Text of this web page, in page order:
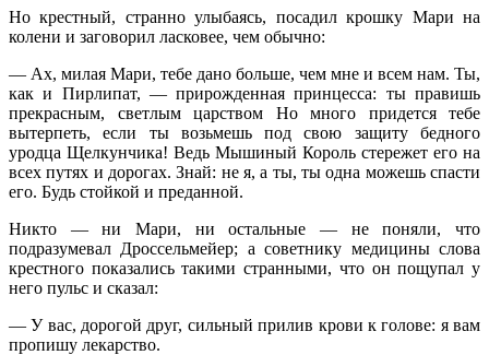
Но крестный, странно улыбаясь, посадил крошку Мари на
колени и заговорил ласковее, чем обычно:
— Ах, милая Мари, тебе дано больше, чем мне и всем нам. Ты,
как и Пирлипат, — прирожденная принцесса: ты правишь
прекрасным, светлым царством Но много придется тебе
вытерпеть, если ты возьмешь под свою защиту бедного
уродца Щелкунчика! Ведь Мышиный Король стережет его на
всех путях и дорогах. Знай: не я, а ты, ты одна можешь спасти
его. Будь стойкой и преданной.
Никто — ни Мари, ни остальные — не поняли, что
подразумевал Дроссельмейер; а советнику медицины слова
крестного показались такими странными, что он пощупал у
него пульс и сказал:
— У вас, дорогой друг, сильный прилив крови к голове: я вам
пропишу лекарство.